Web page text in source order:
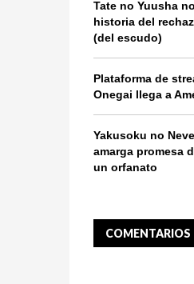
Tate no Yuusha
historia del
(del escudo)
Plataforma de
Onegai llega a
Yakusoku no
amarga promesa
un orfanato
COMENTARIOS